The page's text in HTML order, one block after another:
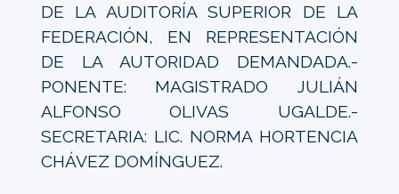
DE LA AUDITORÍA SUPERIOR DE LA
FEDERACIÓN, EN REPRESENTACIÓN
DE LA AUTORIDAD DEMANDADA.-
PONENTE: MAGISTRADO JULIÁN
ALFONSO OLIVAS UGALDE.-
SECRETARIA: LIC. NORMA HORTENCIA
CHÁVEZ DOMÍNGUEZ.